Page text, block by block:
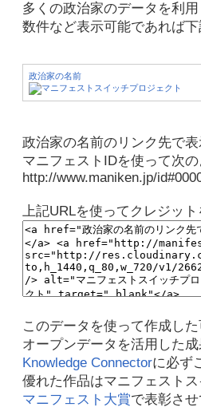
多くの政治家のデータを利
数件など表示可能であれば
政治家の名前
政治家の名前のリンク先で
マニフェストIDを使って次
http://www.maniken.jp/
上記URLを使ってクレジッ
このデータを使って作成し
オープンデータを活用した
Knowledge Connectorに必ず
優れた作品はマニフェスト
マニフェスト大賞で表彰させ